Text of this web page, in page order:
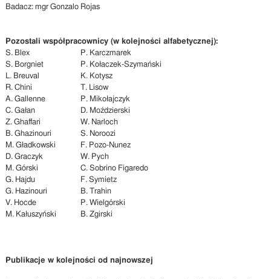
Badacz: mgr Gonzalo Rojas
Pozostali współpracownicy (w kolejności alfabetycznej):
S. Blex
S. Borgniet
L. Breuval
R. Chini
A. Gallenne
C. Gałan
Z. Ghaffari
B. Ghazinouri
M. Gładkowski
D. Graczyk
M. Górski
G. Hajdu
G. Hazinouri
V. Hocde
M. Kałuszyński
P. Karczmarek
P. Kołaczek-Szymański
K. Kotysz
T. Lisow
P. Mikołajczyk
D. Moździerski
W. Narloch
S. Noroozi
F. Pozo-Nunez
W. Pych
C. Sobrino Figaredo
F. Symietz
B. Trahin
P. Wielgórski
B. Zgirski
Publikacje w kolejności od najnowszej